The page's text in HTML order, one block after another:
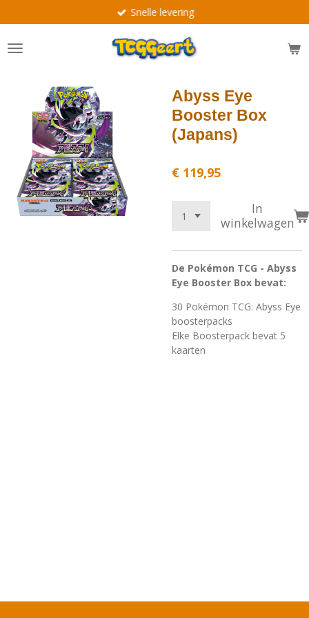
direct
naar
de
Snelle levering
Abyss Eye
Booster Box
(Japans)
€ 119,95
In
winkelwagen
De Pokémon TCG - Abyss
Eye Booster Box bevat:
30 Pokémon TCG: Abyss Eye
boosterpacks
Elke Boosterpack bevat 5
kaarten